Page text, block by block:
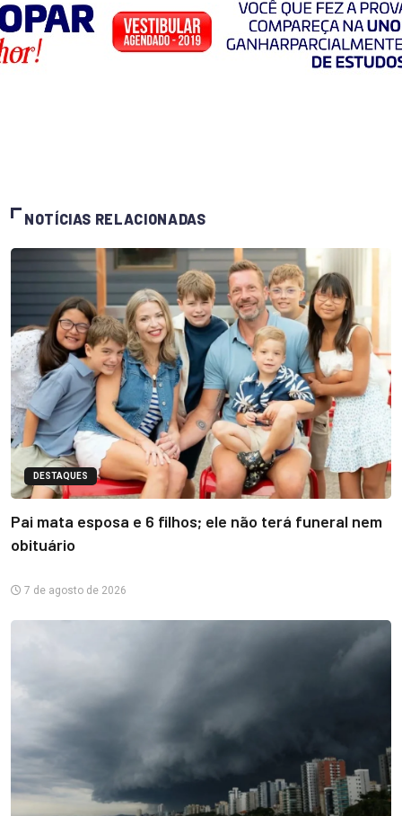
NOTÍCIAS RELACIONADAS
DESTAQUES
Pai mata esposa e 6 filhos; ele não terá funeral nem
obituário
7 de agosto de 2026